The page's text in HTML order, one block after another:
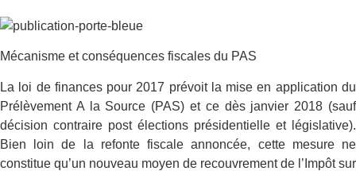
Mécanisme et conséquences fiscales du PAS
La loi de finances pour 2017 prévoit la mise en application du
Prélèvement A la Source (PAS) et ce dès janvier 2018 (sauf
décision contraire post élections présidentielle et législative).
Bien loin de la refonte fiscale annoncée, cette mesure ne
constitue qu’un nouveau moyen de recouvrement de l’Impôt sur